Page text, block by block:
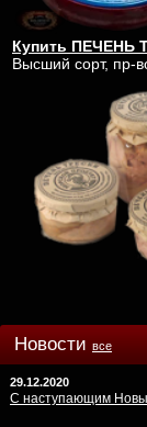
Купить ПЕЧЕНЬ
Высший сорт, пр-
Новости все
29.12.2020
С наступающим